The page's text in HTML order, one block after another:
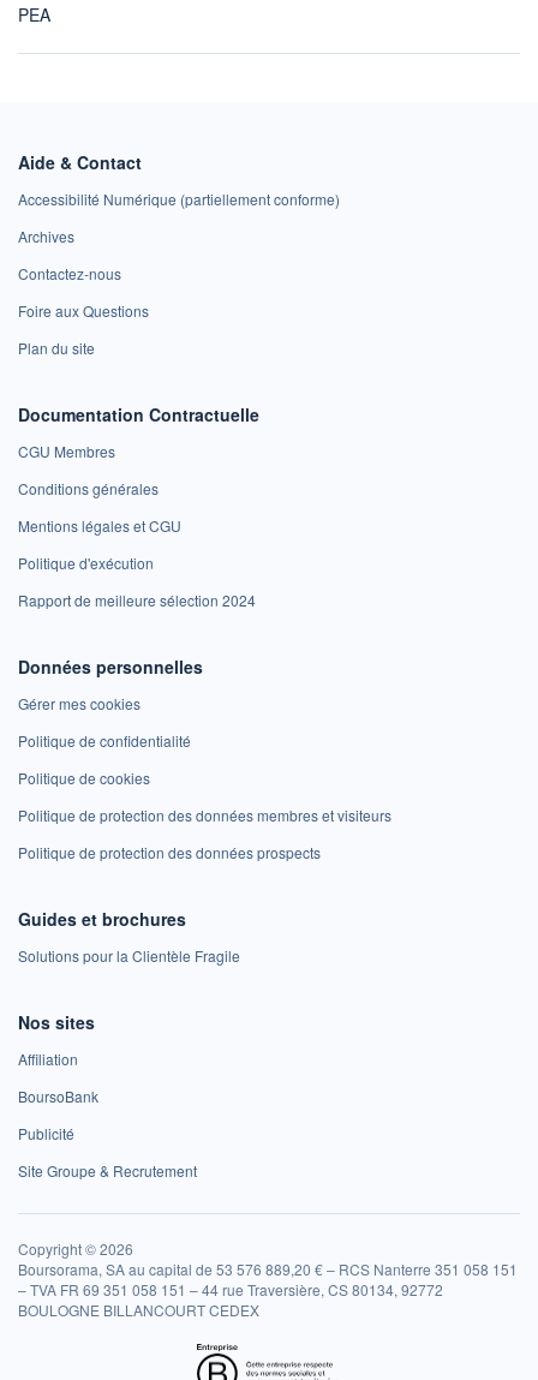
PEA
Aide & Contact
Accessibilité Numérique (partiellement conforme)
Archives
Contactez-nous
Foire aux Questions
Plan du site
Documentation Contractuelle
CGU Membres
Conditions générales
Mentions légales et CGU
Politique d'exécution
Rapport de meilleure sélection 2024
Données personnelles
Gérer mes cookies
Politique de confidentialité
Politique de cookies
Politique de protection des données membres et visiteurs
Politique de protection des données prospects
Guides et brochures
Solutions pour la Clientèle Fragile
Nos sites
Affiliation
BoursoBank
Publicité
Site Groupe & Recrutement
Copyright © 2026
Boursorama, SA au capital de 53 576 889,20 € – RCS Nanterre 351 058 151
– TVA FR 69 351 058 151 – 44 rue Traversière, CS 80134, 92772
BOULOGNE BILLANCOURT CEDEX